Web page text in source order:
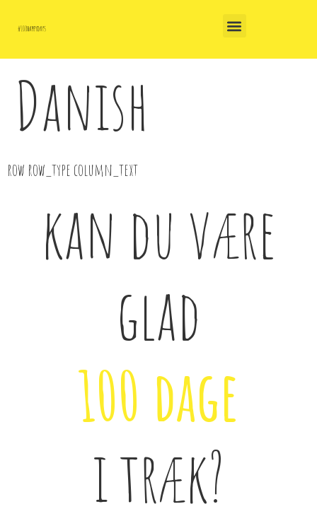
Danish
row row_type column_text
kan du være
glad
100 dage
i træk?